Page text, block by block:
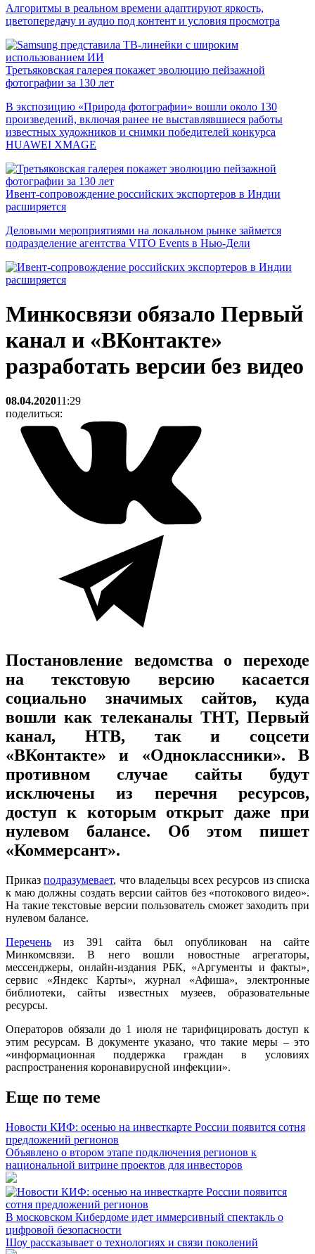
Алгоритмы в реальном времени адаптируют яркость,
цветопередачу и аудио под контент и условия просмотра
Третьяковская галерея покажет эволюцию пейзажной
фотографии за 130 лет
В экспозицию «Природа фотографии» вошли около 130
произведений, включая ранее не выставлявшиеся работы
известных художников и снимки победителей конкурса
HUAWEI XMAGE
Ивент-сопровождение российских экспортеров в Индии
расширяется
Деловыми мероприятиями на локальном рынке займется
подразделение агентства VITO Events в Нью-Дели
Минкосвязи обязало Первый
канал и «ВКонтакте»
разработать версии без видео
08.04.202011:29
поделиться:
Постановление ведомства о переходе
на текстовую версию касается
социально значимых сайтов, куда
вошли как телеканалы ТНТ, Первый
канал, НТВ, так и соцсети
«ВКонтакте» и «Одноклассники». В
противном случае сайты будут
исключены из перечня ресурсов,
доступ к которым открыт даже при
нулевом балансе. Об этом пишет
«Коммерсант».
Приказподразумевает, что владельцы всех ресурсов из списка
к маю должны создать версии сайтов без «потокового видео».
На такие текстовые версии пользователь сможет заходить при
нулевом балансе.
Перечень из 391 сайта был опубликован на сайте
Минкомсвязи. В него вошли новостные агрегаторы,
мессенджеры, онлайн-издания РБК, «Аргументы и факты»,
сервис «Яндекс Карты», журнал «Афиша», электронные
библиотеки, сайты известных музеев, образовательные
ресурсы.
Операторов обязали до 1 июля не тарифицировать доступ к
этим ресурсам. В документе указано, что такие меры – это
«информационная поддержка граждан в условиях
распространения коронавирусной инфекции».
Еще по теме
Новости КИФ: осенью на инвесткарте России появится сотня
предложений регионов
Объявлено о втором этапе подключения регионов к
национальной витрине проектов для инвесторов
В московском Кибердоме идет иммерсивный спектакль о
цифровой безопасности
Шоу рассказывает о технологиях и связи поколений